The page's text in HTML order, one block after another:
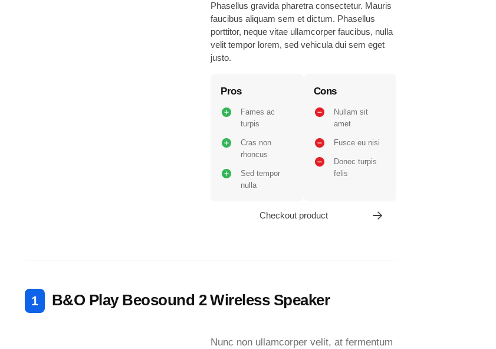
Phasellus gravida pharetra consectetur. Mauris
faucibus aliquam sem et dictum. Phasellus
porttitor, neque vitae ullamcorper faucibus, nulla
velit tempor lorem, sed vehicula dui sem eget
justo.
Pros
Fames ac
turpis
Cras non
rhoncus
Sed tempor
nulla
Cons
Nullam sit
amet
Fusce eu nisi
Donec turpis
felis
Checkout product
B&O Play Beosound 2 Wireless Speaker
Nunc non ullamcorper velit, at fermentum